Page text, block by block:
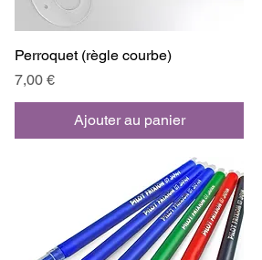
Perroquet (règle courbe)
Prix
7,00 €
Ajouter au panier